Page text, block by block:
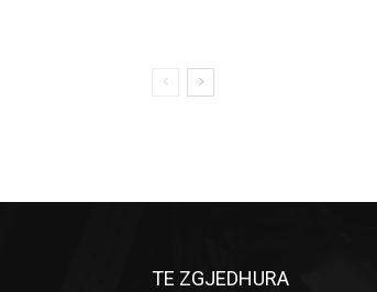
TE ZGJEDHURA